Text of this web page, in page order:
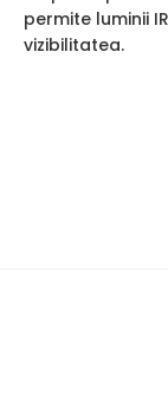
permite luminii
vizibilitatea.